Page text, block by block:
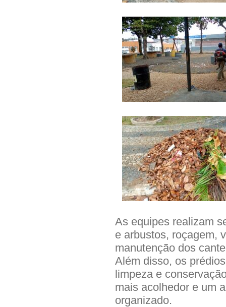
As equipes realizam
e arbustos, roçagem,
manutenção dos
Além disso, os
limpeza e
mais acolhedor e um
organizado.